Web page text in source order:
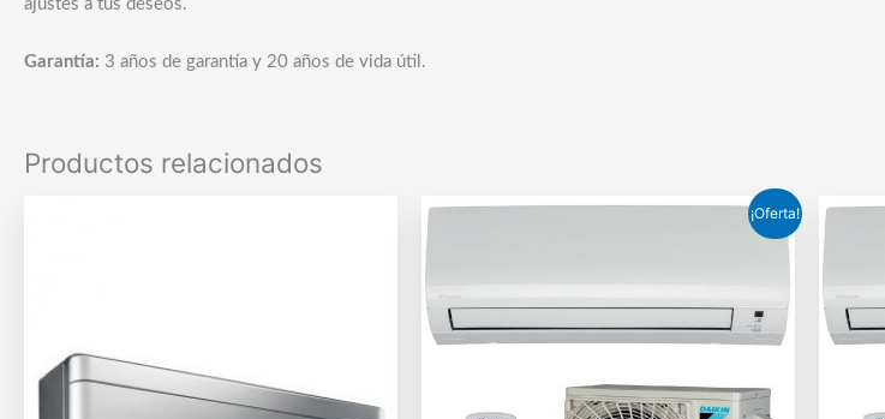
ajustes a tus deseos.
Garantía: 3 años de garantía y 20 años de vida útil.
Productos relacionados
¡Oferta!